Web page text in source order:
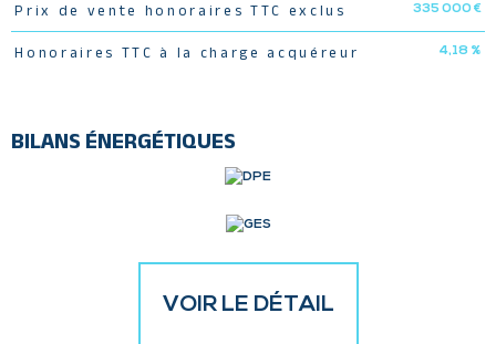
Prix de vente honoraires TTC exclus 335 000 €
Honoraires TTC à la charge acquéreur 4,18 %
BILANS ÉNERGÉTIQUES
VOIR LE DÉTAIL